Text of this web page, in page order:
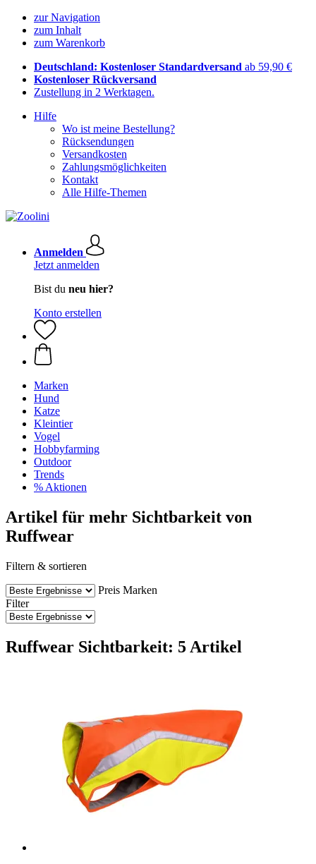
zur Navigation
zum Inhalt
zum Warenkorb
Deutschland: Kostenloser Standardversand ab 59,90 €
Kostenloser Rückversand
Zustellung in 2 Werktagen.
Hilfe
Wo ist meine Bestellung?
Rücksendungen
Versandkosten
Zahlungsmöglichkeiten
Kontakt
Alle Hilfe-Themen
Anmelden
Jetzt anmelden
Bist du neu hier?
Konto erstellen
Marken
Hund
Katze
Kleintier
Vogel
Hobbyfarming
Outdoor
Trends
% Aktionen
Artikel für mehr Sichtbarkeit von
Ruffwear
Filtern & sortieren
Preis Marken
Filter
Ruffwear Sichtbarkeit: 5 Artikel